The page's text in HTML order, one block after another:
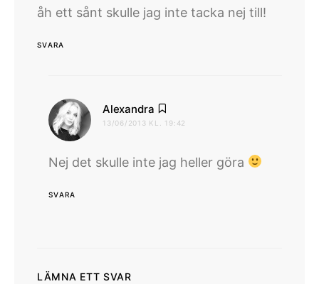
åh ett sånt skulle jag inte tacka nej till!
SVARA
Alexandra
13/06/2013 KL. 19:42
Nej det skulle inte jag heller göra
SVARA
LÄMNA ETT SVAR